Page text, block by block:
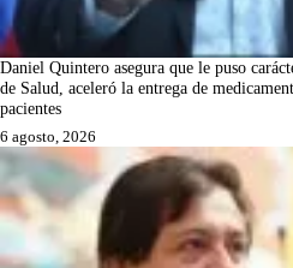
Daniel Quintero asegura que le puso
de Salud, aceleró la entrega de
pacientes
6 agosto, 2026